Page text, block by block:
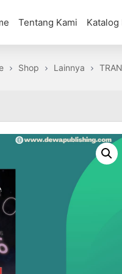
Tentang Kami Katalog
Shop Lainnya